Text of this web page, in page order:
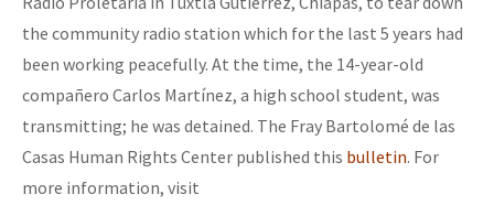
the community radio station which for the last 5 years had
been working peacefully. At the time, the 14-year-old
compañero Carlos Martínez, a high school student, was
transmitting; he was detained. The Fray Bartolomé de las
Casas Human Rights Center published this bulletin. For
more information, visit